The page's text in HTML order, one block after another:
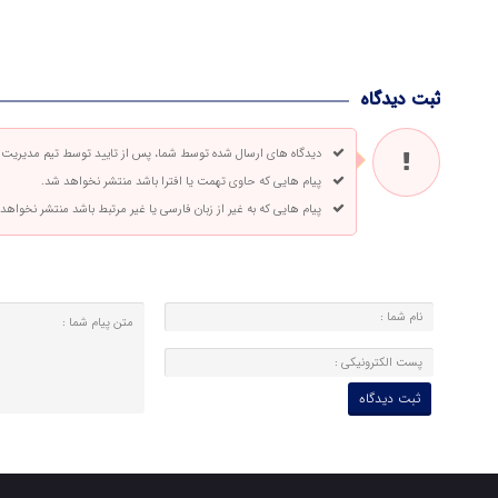
ثبت دیدگاه
دیدگاه های ارسال شده توسط شما، پس از تایید توسط تیم
پیام هایی که حاوی تهمت یا افترا باشد منتشر نخواهد شد.
پیام هایی که به غیر از زبان فارسی یا غیر مرتبط باشد منتشر